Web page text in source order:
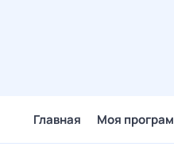
Главная Моя